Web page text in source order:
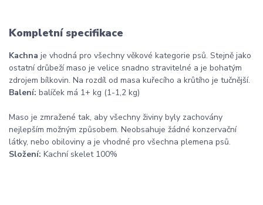
Kompletní specifikace
Kachna je vhodná pro všechny věkové kategorie psů. Stejně jako
ostatní drůbeží maso je velice snadno stravitelné a je bohatým
zdrojem bílkovin. Na rozdíl od masa kuřecího a krůtího je tučnější.
Balení: balíček má 1+ kg (1-1,2 kg)
Maso je zmražené tak, aby všechny živiny byly zachovány
nejlepším možným způsobem. Neobsahuje žádné konzervační
látky, nebo obiloviny a je vhodné pro všechna plemena psů.
Složení: Kachní skelet 100%